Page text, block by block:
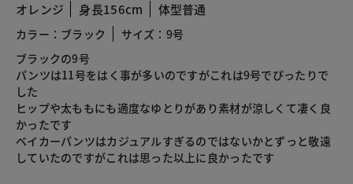
オレンジ 身長156cm 体型普通
カラー：ブラック
サイズ：9号
ブラックの9号
パンツは11号をはく事が多いのですがこれは9号でぴったりで
した
ヒップや太ももにも適度なゆとりがあり素材が涼しくて凄く良
かったです
ベイカーパンツはカジュアルすぎるのではないかとずっと敬遠
していたのですがこれは思った以上に良かったです